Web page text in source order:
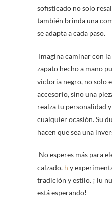
sofisticado no solo
también brinda una
se adapta a cada paso.
Imagina caminar con
zapato hecho a mano
victoria negro, no solo
accesorio, sino una
realza tu personalidad
cualquier ocasión. Su
hacen que sea una
No esperes más para
calzado. h y
tradición y estilo. ¡Tu
está esperando!